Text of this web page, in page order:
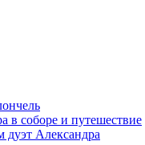
в соборе и путешествие
дуэт Александра